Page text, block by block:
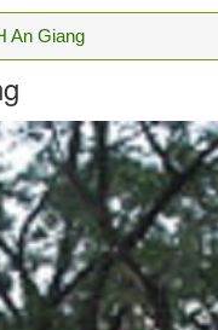
An Giang